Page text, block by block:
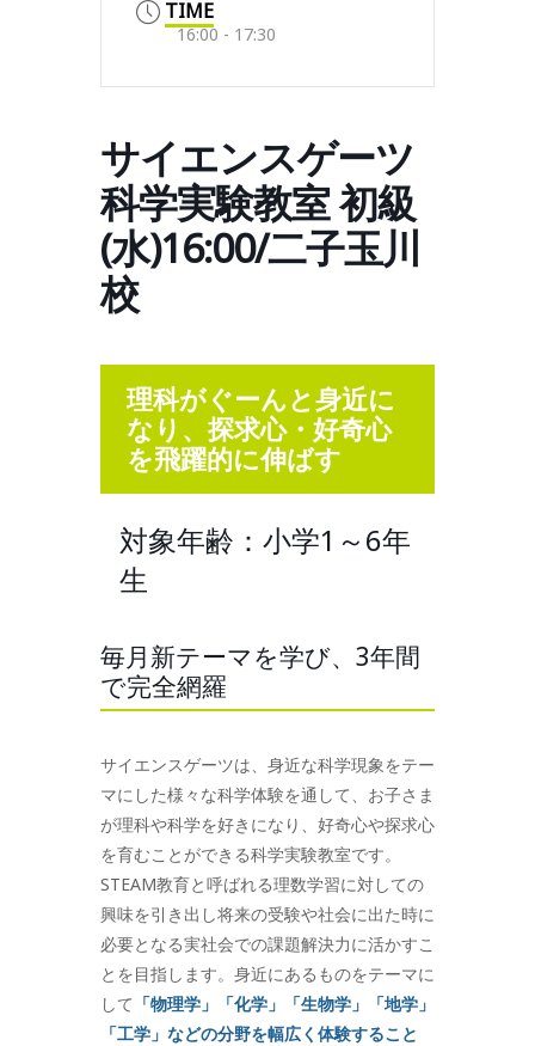
TIME
16:00 - 17:30
サイエンスゲーツ
科学実験教室 初級
(水)16:00/二子玉川
校
理科がぐーんと身近に
なり、探求心・好奇心
を飛躍的に伸ばす
対象年齢：小学1～6年
生
毎月新テーマを学び、3年間
で完全網羅
サイエンスゲーツは、身近な科学現象をテー
マにした様々な科学体験を通して、お子さま
が理科や科学を好きになり、好奇心や探求心
を育むことができる科学実験教室です。
STEAM教育と呼ばれる理数学習に対しての
興味を引き出し将来の受験や社会に出た時に
必要となる実社会での課題解決力に活かすこ
とを目指します。身近にあるものをテーマに
して 「物理学」「化学」「生物学」「地学」
「工学」などの分野を幅広く体験すること